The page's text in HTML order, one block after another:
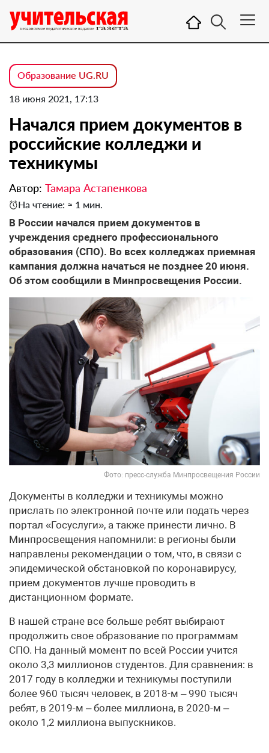
Образование UG.RU
18 июня 2021, 17:13
Начался прием документов в
российские колледжи и
техникумы
Автор: Тамара Астапенкова
На чтение: ≈ 1 мин.
В России начался прием документов в
учреждения среднего профессионального
образования (СПО). Во всех колледжах приемная
кампания должна начаться не позднее 20 июня.
Об этом сообщили в Минпросвещения России.
Фото: пресс-служба Минпросвещения России
Документы в колледжи и техникумы можно
прислать по электронной почте или подать через
портал «Госуслуги», а также принести лично. В
Минпросвещения напомнили: в регионы были
направлены рекомендации о том, что, в связи с
эпидемической обстановкой по коронавирусу,
прием документов лучше проводить в
дистанционном формате.
В нашей стране все больше ребят выбирают
продолжить свое образование по программам
СПО. На данный момент по всей России учится
около 3,3 миллионов студентов. Для сравнения: в
2017 году в колледжи и техникумы поступили
более 960 тысяч человек, в 2018-м – 990 тысяч
ребят, в 2019-м – более миллиона, в 2020-м –
около 1,2 миллиона выпускников.